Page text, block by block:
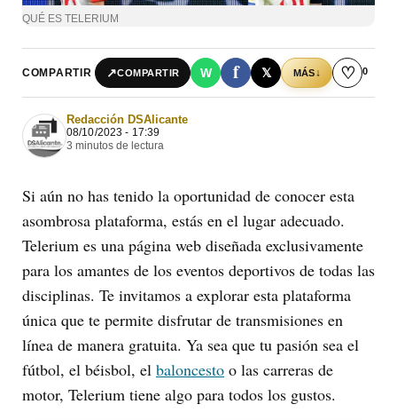
QUÉ ES TELERIUM
COMPARTIR ↗COMPARTIR W f 𝕏 MÁS↓ ♡ 0
Redacción DSAlicante
08/10/2023 - 17:39
3 minutos de lectura
Si aún no has tenido la oportunidad de conocer esta
asombrosa plataforma, estás en el lugar adecuado.
Telerium es una página web diseñada exclusivamente
para los amantes de los eventos deportivos de todas las
disciplinas. Te invitamos a explorar esta plataforma
única que te permite disfrutar de transmisiones en
línea de manera gratuita. Ya sea que tu pasión sea el
fútbol, el béisbol, el baloncesto o las carreras de
motor, Telerium tiene algo para todos los gustos.